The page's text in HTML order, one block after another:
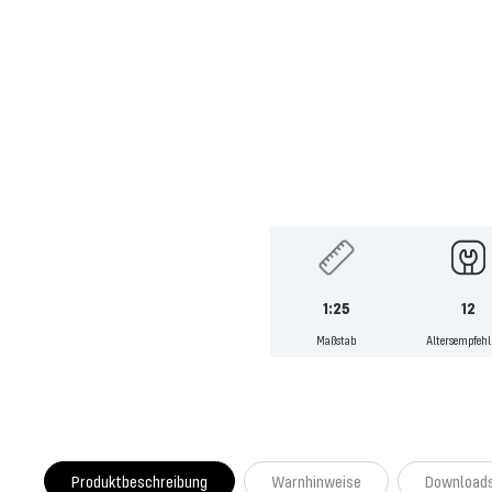
1:25
Maßstab
12
Produktbeschreibung Warnhinweise